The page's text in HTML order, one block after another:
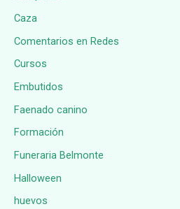
Caza
Comentarios en Redes
Cursos
Embutidos
Faenado canino
Formación
Funeraria Belmonte
Halloween
huevos